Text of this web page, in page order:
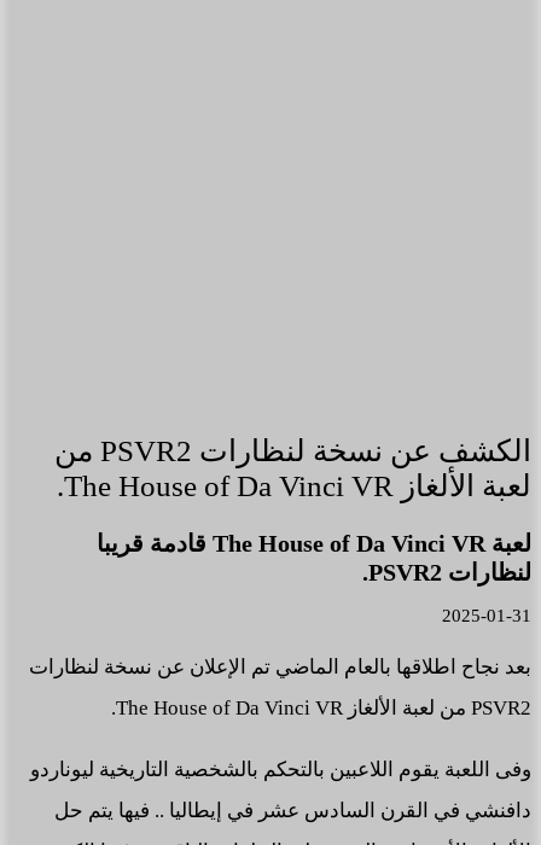
الكشف عن نسخة لنظارات PSVR2 من
لعبة الألغاز The House of Da Vinci VR.
لعبة The House of Da Vinci VR قادمة قريبا
لنظارات PSVR2.
2025-01-31
بعد نجاح اطلاقها بالعام الماضي تم الإعلان عن نسخة لنظارات
PSVR2 من لعبة الألغاز The House of Da Vinci VR.
وفى اللعبة يقوم اللاعبين بالتحكم بالشخصية التاريخية ليوناردو
دافنشي في القرن السادس عشر في إيطاليا .. فيها يتم حل